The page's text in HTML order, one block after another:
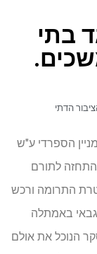
בתי
הדתי
הספרדי ע"ש
לתורם
התרומה ורכש
באמתלה
הנוכל את אולם